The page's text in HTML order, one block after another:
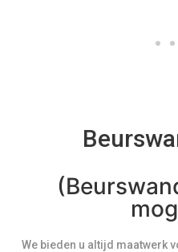
We bieden u altijd maatwerk